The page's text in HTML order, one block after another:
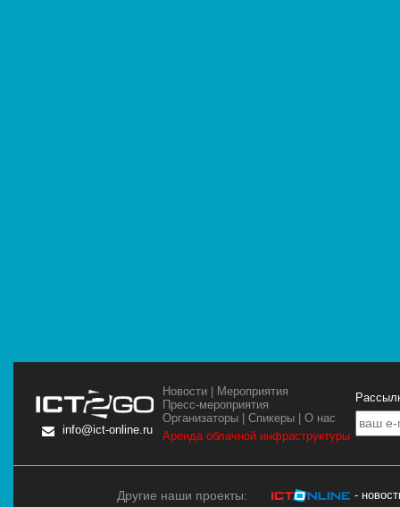
info@ict-online.ru
Новости | Мероприятия
Пресс-мероприятия
Организаторы |Спикеры |О нас
Аренда облачной инфраструктуры
Другие наши проекты: -